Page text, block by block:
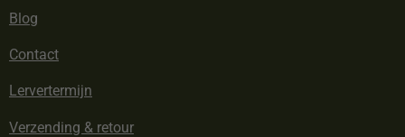
Blog
Contact
Lervertermijn
Verzending & retour